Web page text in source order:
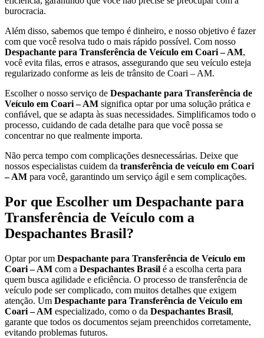
burocracia.
Além disso, sabemos que tempo é dinheiro, e nosso objetivo é fazer
com que você resolva tudo o mais rápido possível. Com nosso
Despachante para Transferência de Veículo em Coari – AM,
você evita filas, erros e atrasos, assegurando que seu veículo esteja
regularizado conforme as leis de trânsito de Coari – AM.
Escolher o nosso serviço de Despachante para Transferência de
Veículo em Coari – AM significa optar por uma solução prática e
confiável, que se adapta às suas necessidades. Simplificamos todo o
processo, cuidando de cada detalhe para que você possa se
concentrar no que realmente importa.
Não perca tempo com complicações desnecessárias. Deixe que
nossos especialistas cuidem da transferência de veículo em Coari
– AM para você, garantindo um serviço ágil e sem complicações.
Por que Escolher um Despachante para
Transferência de Veículo com a
Despachantes Brasil?
Optar por um Despachante para Transferência de Veículo em
Coari – AM com a Despachantes Brasil é a escolha certa para
quem busca agilidade e eficiência. O processo de transferência de
veículo pode ser complicado, com muitos detalhes que exigem
atenção. Um Despachante para Transferência de Veículo em
Coari – AM especializado, como o da Despachantes Brasil,
garante que todos os documentos sejam preenchidos corretamente,
evitando problemas futuros.